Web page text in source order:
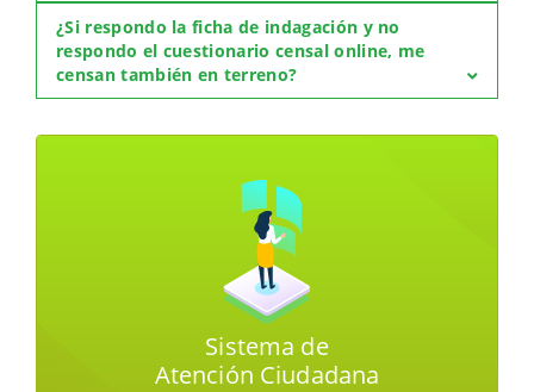
¿Si respondo la ficha de indagación y no
respondo el cuestionario censal online, me
censan también en terreno?
Sistema de
Atención Ciudadana